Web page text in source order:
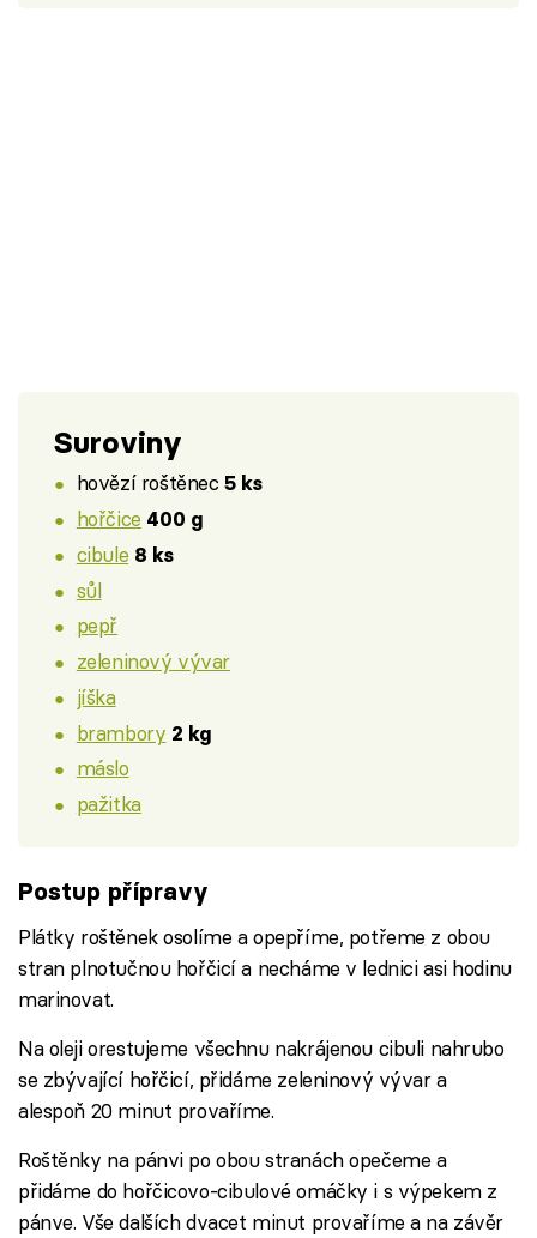
Suroviny
hovězí roštěnec 5 ks
hořčice 400 g
cibule 8 ks
sůl
pepř
zeleninový vývar
jíška
brambory 2 kg
máslo
pažitka
Postup přípravy
Plátky roštěnek osolíme a opepříme, potřeme z obou
stran plnotučnou hořčicí a necháme v lednici asi hodinu
marinovat.
Na oleji orestujeme všechnu nakrájenou cibuli nahrubo
se zbývající hořčicí, přidáme zeleninový vývar a
alespoň 20 minut provaříme.
Roštěnky na pánvi po obou stranách opečeme a
přidáme do hořčicovo-cibulové omáčky i s výpekem z
pánve. Vše dalších dvacet minut provaříme a na závěr